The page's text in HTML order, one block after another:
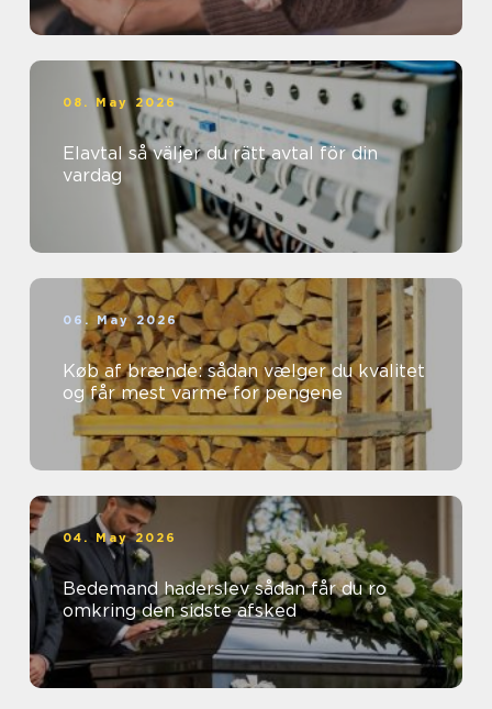
08. May 2026
Elavtal så väljer du rätt avtal för din
vardag
06. May 2026
Køb af brænde: sådan vælger du kvalitet
og får mest varme for pengene
04. May 2026
Bedemand haderslev sådan får du ro
omkring den sidste afsked